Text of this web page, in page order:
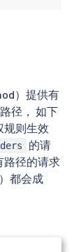
）提供有
径， 如下
规则生效
的请
路径的请求
）都会成